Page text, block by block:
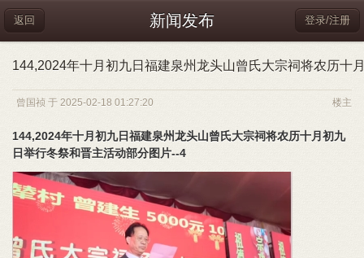
新闻发布
返回 登录/注册
144,2024年十月初九日福建泉州龙头山曾氏大宗祠将农历十
楼主
曾国祯 于 2025-02-18 01:27:20
144,2024年十月初九日福建泉州龙头山曾氏大宗祠将农历十月初九
日举行冬祭和晋主活动部分图片--4